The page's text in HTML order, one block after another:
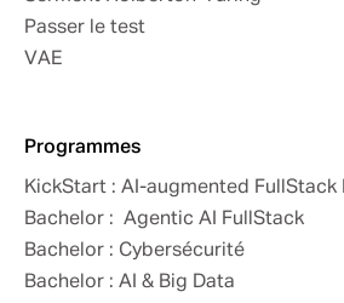
Passer le test
VAE
Programmes
KickStart : AI-augmented FullStack
Bachelor : Agentic AI FullStack
Bachelor : Cybersécurité
Bachelor : AI & Big Data